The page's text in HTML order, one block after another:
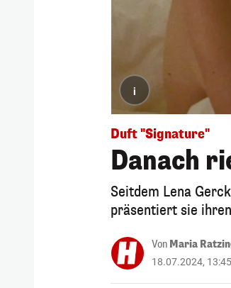
i
Duft "Signature"
Danach
Seitdem Lena
präsentiert sie
Von Maria
18.07.2024, 13:45